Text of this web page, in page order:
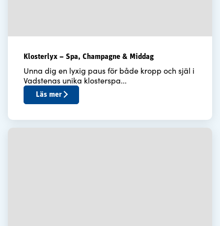
Klosterlyx – Spa, Champagne & Middag
Unna dig en lyxig paus för både kropp och själ i
Vadstenas unika klosterspa...
Läs mer